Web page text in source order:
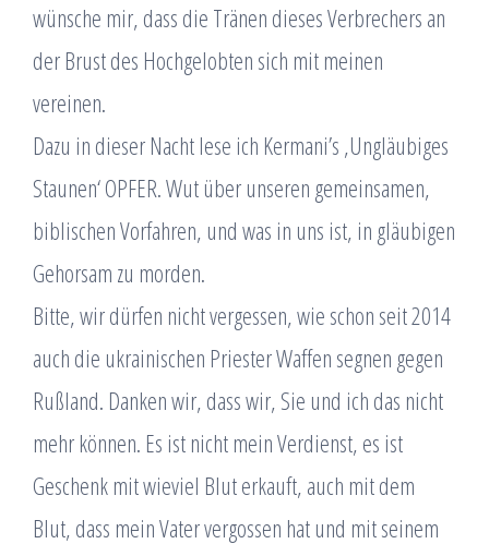
wünsche mir, dass die Tränen dieses Verbrechers an
der Brust des Hochgelobten sich mit meinen
vereinen.
Dazu in dieser Nacht lese ich Kermani’s ‚Ungläubiges
Staunen‘ OPFER. Wut über unseren gemeinsamen,
biblischen Vorfahren, und was in uns ist, in gläubigen
Gehorsam zu morden.
Bitte, wir dürfen nicht vergessen, wie schon seit 2014
auch die ukrainischen Priester Waffen segnen gegen
Rußland. Danken wir, dass wir, Sie und ich das nicht
mehr können. Es ist nicht mein Verdienst, es ist
Geschenk mit wieviel Blut erkauft, auch mit dem
Blut, dass mein Vater vergossen hat und mit seinem